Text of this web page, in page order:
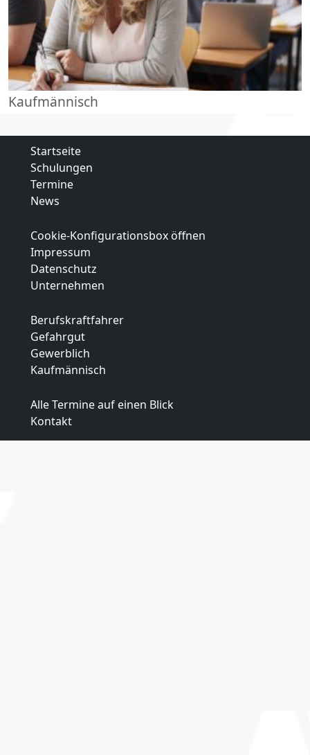
Kaufmännisch
Startseite
Schulungen
Termine
News
Cookie-Konfigurationsbox öffnen
Impressum
Datenschutz
Unternehmen
Berufskraftfahrer
Gefahrgut
Gewerblich
Kaufmännisch
Alle Termine auf einen Blick
Kontakt